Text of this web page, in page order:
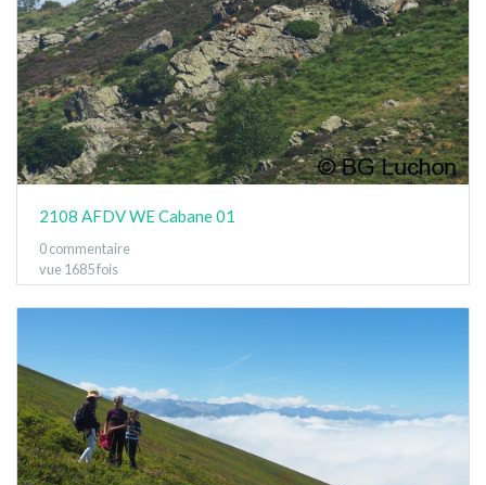
2108 AFDV WE Cabane 01
0 commentaire
vue 1685 fois